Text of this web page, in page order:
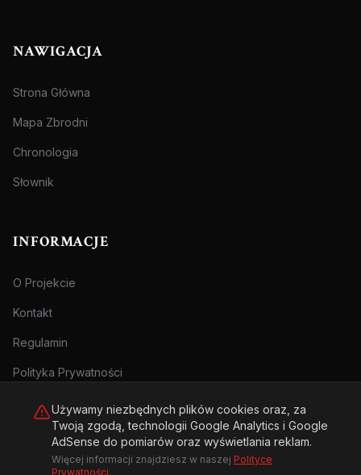
NAWIGACJA
Strona Główna
Mapa Zbrodni
Chronologia
Słownik
INFORMACJE
O Projekcie
Kontakt
Regulamin
Polityka Prywatności
© 2026 Archiwum Zbrodni - zly.com.pl. Wszelkie prawa zastrzeżone.
Używamy niezbędnych plików cookies oraz, za
Twoją zgodą, technologii Google Analytics i Google
AdSense do pomiarów oraz wyświetlania reklam.
Więcej informacji znajdziesz w naszej Polityce
Prywatności.